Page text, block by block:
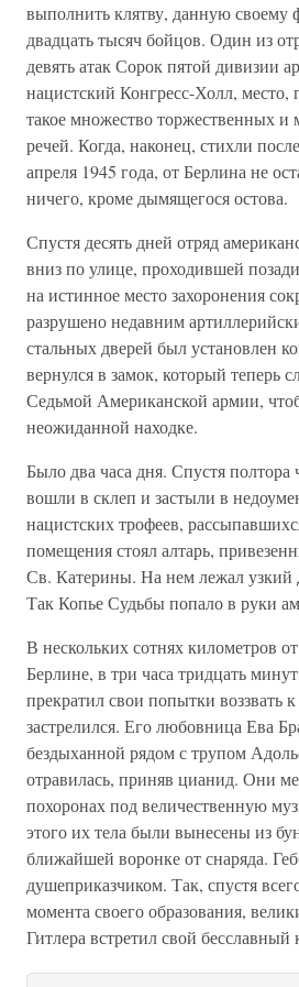
выполнить клятву, данную своему
двадцать тысяч бойцов. Один из
девять атак Сорок пятой
нацистский Конгресс-Холл, место,
такое множество торжественных
речей. Когда, наконец, стихли
апреля 1945 года, от Берлина не
ничего, кроме дымящегося остова.
Спустя десять дней отряд
вниз по улице, проходившей
на истинное место захоронения
разрушено недавним
стальных дверей был установлен
вернулся в замок, который теперь
Седьмой Американской армии,
неожиданной находке.
Было два часа дня. Спустя полтора
вошли в склеп и застыли в
нацистских трофеев,
помещения стоял алтарь,
Св. Катерины. На нем лежал узкий
Так Копье Судьбы попало в руки
В нескольких сотнях километров
Берлине, в три часа тридцать
прекратил свои попытки воззвать
застрелился. Его любовница Ева
бездыханной рядом с трупом
отравилась, приняв цианид. Они
похоронах под величественную
этого их тела были вынесены из
ближайшей воронке от снаряда.
душеприказчиком. Так, спустя
момента своего образования,
Гитлера встретил свой бесславный